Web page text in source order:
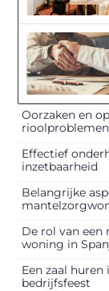
Oorzaken en
Effectief
inzetbaarheid
Belangrijke
De rol van een
woning in
Een zaal
bedrijfsfeest